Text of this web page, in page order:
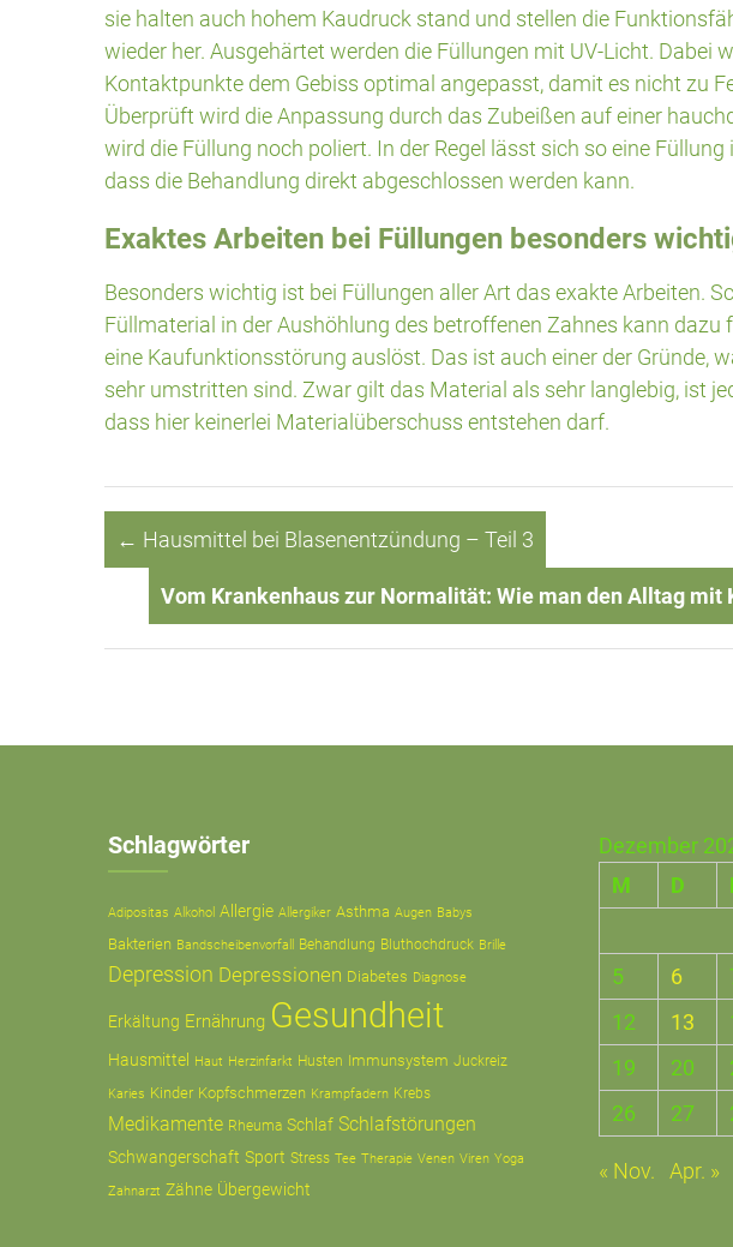
sie halten auch hohem Kaudruck stand und stellen die
wieder her. Ausgehärtet werden die Füllungen mit UV-Licht. Dabei
Kontaktpunkte dem Gebiss optimal angepasst, damit es nicht zu
Überprüft wird die Anpassung durch das Zubeißen auf einer
wird die Füllung noch poliert. In der Regel lässt sich so eine
dass die Behandlung direkt abgeschlossen werden kann.
Exaktes Arbeiten bei Füllungen besonders
Besonders wichtig ist bei Füllungen aller Art das exakte Arbeiten.
Füllmaterial in der Aushöhlung des betroffenen Zahnes kann
eine Kaufunktionsstörung auslöst. Das ist auch einer der Gründe,
sehr umstritten sind. Zwar gilt das Material als sehr langlebig, ist
dass hier keinerlei Materialüberschuss entstehen darf.
← Hausmittel bei Blasenentzündung – Teil 3
Vom Krankenhaus zur Normalität: Wie man den Alltag
Schlagwörter
Adipositas Alkohol Allergie Allergiker Asthma Augen Babys
Bakterien Bandscheibenvorfall Behandlung Bluthochdruck Brille
Depression Depressionen Diabetes Diagnose
Erkältung Ernährung Gesundheit
Hausmittel Haut Herzinfarkt Husten Immunsystem Juckreiz
Karies Kinder Kopfschmerzen Krampfadern Krebs
Medikamente Rheuma Schlaf Schlafstörungen
Schwangerschaft Sport Stress Tee Therapie Venen Viren Yoga
Zahnarzt Zähne Übergewicht
Dezember
M
D
5
6
12
13
19
20
26
27
« Nov. Apr. »